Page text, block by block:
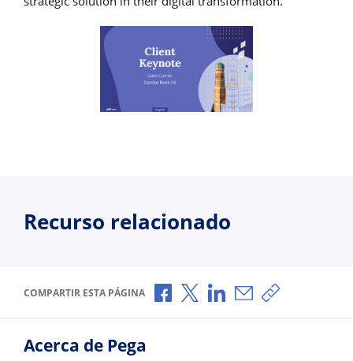
Recurso relacionado
COMPARTIR ESTA PÁGINA Compartir a través de Facebook
Compartir a través de X
Compartir a través de
Compartir por
Copiar
Acerca de Pega